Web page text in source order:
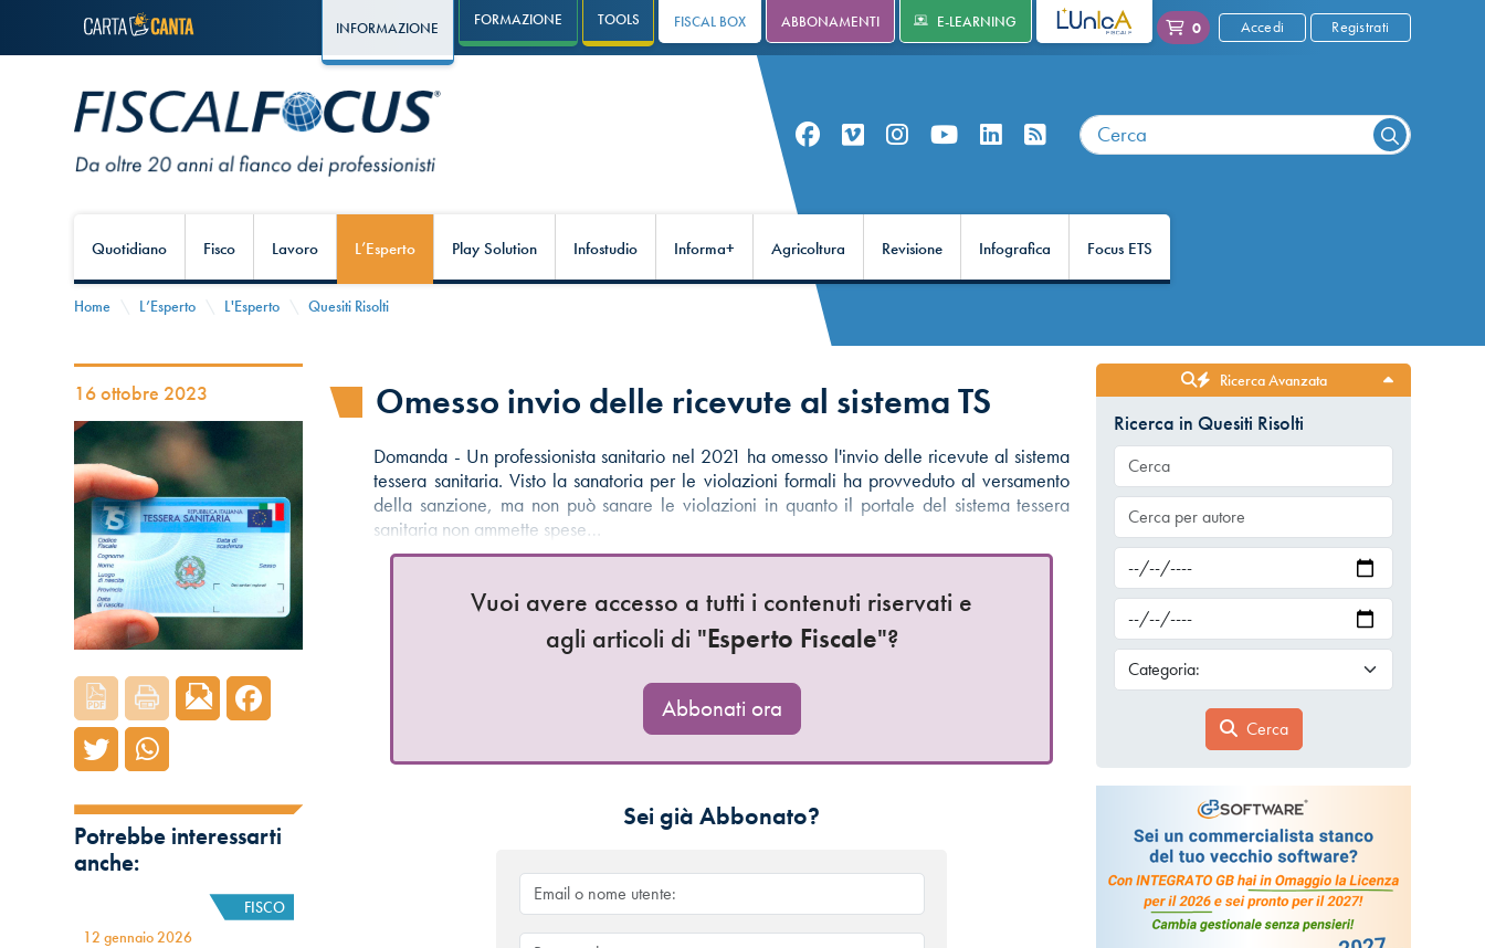
INFORMAZIONE FORMAZIONE TOOLS FISCAL BOX ABBONAMENTI E-LEARNING L'UNICA 0 Accedi Registrati
Quotidiano Fisco Lavoro L’Esperto Play Solution Infostudio Informa+ Agricoltura Revisione Infografica Focus ETS
Home L’Esperto L'Esperto Quesiti Risolti
16 ottobre 2023
Potrebbe interessarti
anche:
FISCO
12 gennaio 2026
Omesso invio delle ricevute al sistema TS
Domanda - Un professionista sanitario nel 2021 ha omesso l'invio delle ricevute al sistema
tessera sanitaria. Visto la sanatoria per le violazioni formali ha provveduto al versamento
della sanzione, ma non può sanare le violazioni in quanto il portale del sistema tessera
sanitaria non ammette spese…
Vuoi avere accesso a tutti i contenuti riservati e
agli articoli di "Esperto Fiscale"?
Abbonati ora
Sei già Abbonato?
Ricerca Avanzata
Ricerca in Quesiti Risolti
Cerca